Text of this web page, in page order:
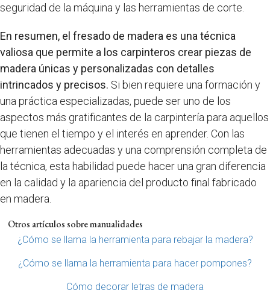
seguridad de la máquina y las herramientas de corte.
En resumen, el fresado de madera es una técnica
valiosa que permite a los carpinteros crear piezas de
madera únicas y personalizadas con detalles
intrincados y precisos. Si bien requiere una formación y
una práctica especializadas, puede ser uno de los
aspectos más gratificantes de la carpintería para aquellos
que tienen el tiempo y el interés en aprender. Con las
herramientas adecuadas y una comprensión completa de
la técnica, esta habilidad puede hacer una gran diferencia
en la calidad y la apariencia del producto final fabricado
en madera.
Otros artículos sobre manualidades
¿Cómo se llama la herramienta para rebajar la madera?
¿Cómo se llama la herramienta para hacer pompones?
Cómo decorar letras de madera